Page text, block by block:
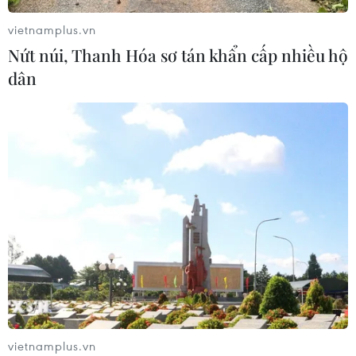
Lào Cai khẩn trương tìm kiếm 2
người mất tích do mưa lũ
Khẩn trương phân luồng giao thông
sau vụ sạt lở trên tuyến ĐT161 ở Lào
07/08/2026 02:37
Thời tiết ngày 7/8: Bắc Bộ và Bắc
Trung Bộ giảm mưa về đêm, cục bộ
có mưa to
vietnamplus.vn
Nứt núi, Thanh Hóa sơ tán khẩn cấp nhiều hộ
dân
vietnamplus.vn